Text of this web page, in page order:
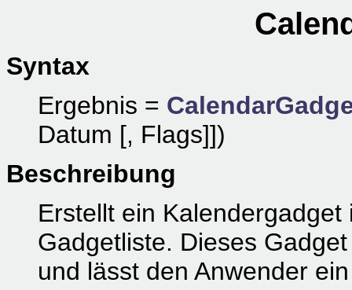
Syntax
Ergebnis =
Datum [, Flags]])
Beschreibung
Erstellt ein
Gadgetliste. Dieses
und lässt den Anwender